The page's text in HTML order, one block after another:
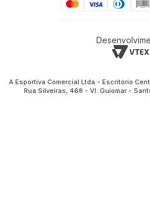
A Esportiva Comercial Ltda - Escritório
Rua Silveiras, 468 - Vl. Guiomar -